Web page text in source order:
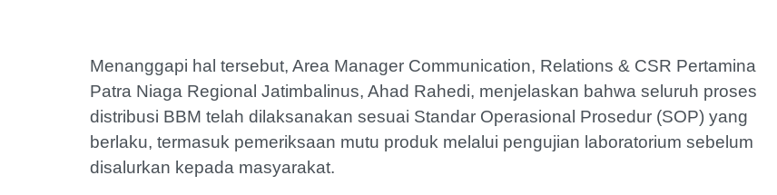
‎Menanggapi hal tersebut, Area Manager Communication, Relations & CSR Pertamina
Patra Niaga Regional Jatimbalinus, Ahad Rahedi, menjelaskan bahwa seluruh proses
distribusi BBM telah dilaksanakan sesuai Standar Operasional Prosedur (SOP) yang
berlaku, termasuk pemeriksaan mutu produk melalui pengujian laboratorium sebelum
disalurkan kepada masyarakat.